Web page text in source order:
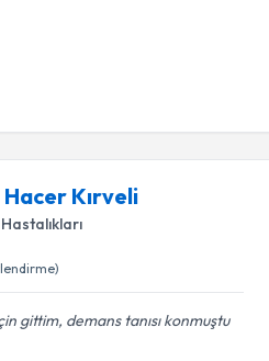
Hacer Kırveli
gittim, demans tanısı konmuştu